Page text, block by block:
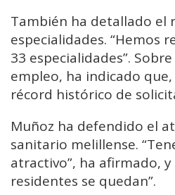
También ha detallado el
especialidades. “Hemos
33 especialidades”.
empleo, ha indicado
récord histórico de
Muñoz ha defendido el
sanitario melillense.
atractivo”, ha afirmado,
residentes se quedan”.